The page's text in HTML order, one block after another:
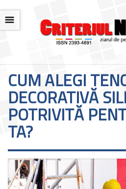
☰
CUM ALEGI
DECORATIVĂ
POTRIVITĂ
TA?